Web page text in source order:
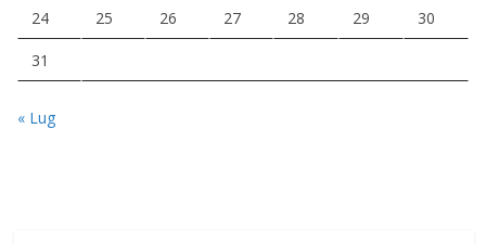
24 25 26 27 28 29 30
31
« Lug